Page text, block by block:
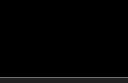
de Informática de Diputación de